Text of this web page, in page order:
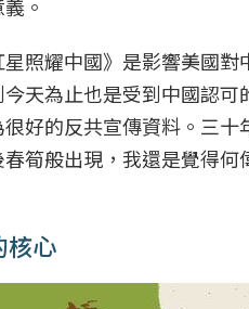
。
星照耀中國》是影響美國
天為止也是受到中國認
好的反共宣傳資料。三
筍般出現，我還是覺得
核心